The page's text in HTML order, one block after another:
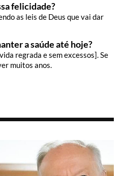
felicidade?
as leis de Deus que vai dar
a saúde até hoje?
regrada e sem excessos]. Se
muitos anos.